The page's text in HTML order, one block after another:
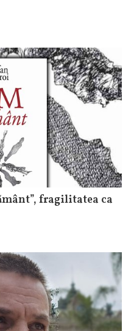
fragilitatea ca